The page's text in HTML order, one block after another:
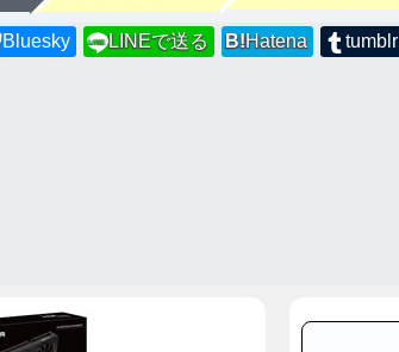
Bluesky LINE LINEで送る B!Hatena tumblr